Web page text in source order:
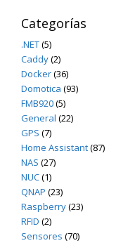
Categorías
.NET(5)
Caddy(2)
Docker(36)
Domotica (93)
FMB920(5)
General (22)
GPS (7)
Home Assistant(87)
NAS (27)
NUC(1)
QNAP (23)
Raspberry(23)
RFID (2)
Sensores (70)